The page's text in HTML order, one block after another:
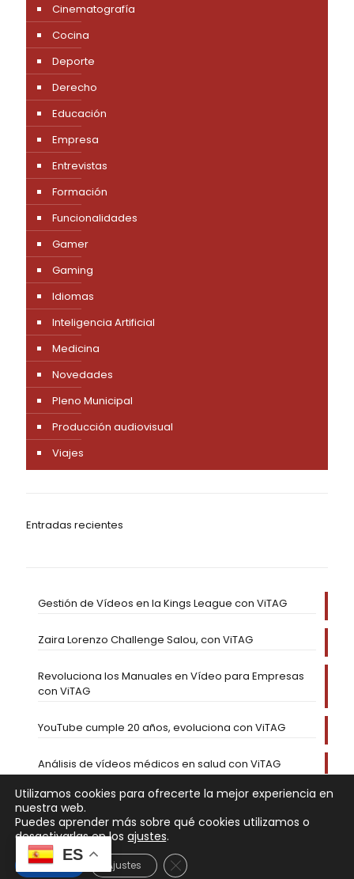
Cinematografía
Cocina
Deporte
Derecho
Educación
Empresa
Entrevistas
Formación
Funcionalidades
Gamer
Gaming
Idiomas
Inteligencia Artificial
Medicina
Novedades
Pleno Municipal
Producción audiovisual
Viajes
Entradas recientes
Gestión de Vídeos en la Kings League con ViTAG
Zaira Lorenzo Challenge Salou, con ViTAG
Revoluciona los Manuales en Vídeo para Empresas
con ViTAG
YouTube cumple 20 años, evoluciona con ViTAG
Análisis de vídeos médicos en salud con ViTAG
ES
Utilizamos cookies para ofrecerte la mejor experiencia en
nuestra web.
Puedes aprender más sobre qué cookies utilizamos o
desactivarlas en los ajustes.
Aceptar Ajustes Cerrar el banner de cookies